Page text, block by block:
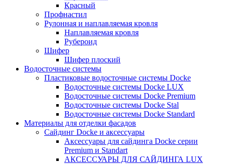
Красный
Профнастил
Рулонная и наплавляемая кровля
Наплавляемая кровля
Рубероид
Шифер
Шифер плоский
Водосточные системы
Пластиковые водосточные системы Docke
Водосточные системы Docke LUX
Водосточные системы Docke Premium
Водосточные системы Docke Stal
Водосточные системы Docke Standard
Материалы для отделки фасадов
Сайдинг Docke и аксессуары
Аксессуары для сайдинга Docke серии
Premium и Standart
АКСЕССУАРЫ ДЛЯ САЙДИНГА LUX